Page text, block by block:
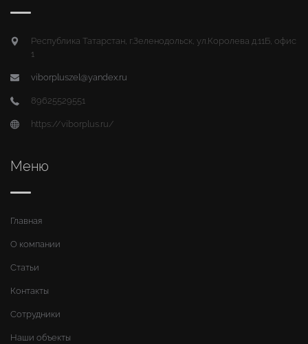
Республика Татарстан, г.Зеленодольск, ул.Королева д.11Б, офис
1
viborpluszel@yandex.ru
89625529551
https://viborplus.ru/
Меню
Главная
О компании
Статьи
Контакты
Сотрудники
Наши объекты